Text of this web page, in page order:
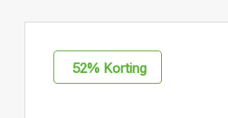
52% Korting